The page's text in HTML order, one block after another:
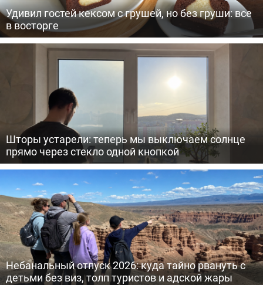
Удивил гостей кексом с грушей, но без груши: все
в восторге
Шторы устарели: теперь мы выключаем солнце
прямо через стекло одной кнопкой
Небанальный отпуск 2026: куда тайно рвануть с
детьми без виз, толп туристов и адской жары